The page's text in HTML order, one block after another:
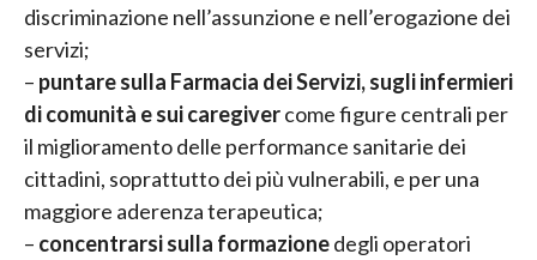
discriminazione nell’assunzione e nell’erogazione dei
servizi;
– puntare sulla Farmacia dei Servizi, sugli infermieri
di comunità e sui caregivercome figure centrali per
il miglioramento delle performance sanitarie dei
cittadini, soprattutto dei più vulnerabili, e per una
maggiore aderenza terapeutica;
– concentrarsi sulla formazionedegli operatori